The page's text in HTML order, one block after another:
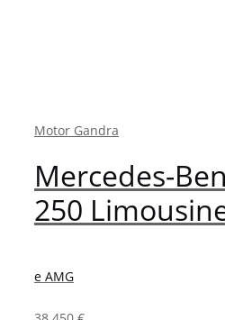
Motor Gandra
Mercedes-
250
e AMG